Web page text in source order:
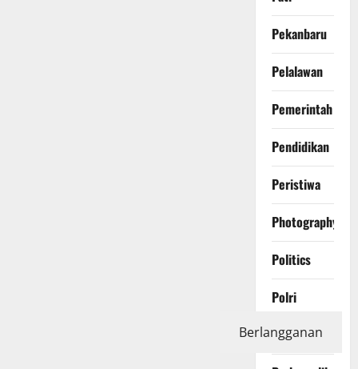
Pekanbaru
Pelalawan
Pemerintah
Pendidikan
Peristiwa
Photography
Politics
Polri
Pontianak
Berlangganan